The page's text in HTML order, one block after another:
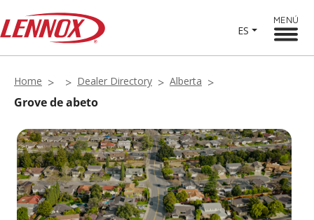
ES
MENÚ
Home Dealer Directory Alberta
Grove de abeto